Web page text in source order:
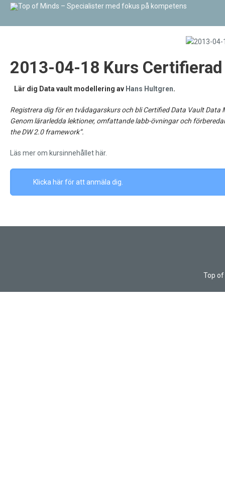
2013-04-18 Kurs
Lär dig Data vault modellering av Hans Hultgren.
Registrera dig för en tvådagarskurs och bli Certified Data Vault Data
Genom lärarledda lektioner, omfattande labb-övningar och
the DW 2.0 framework“.
Läs mer om kursinnehållet här.
Klicka här för att anmäla dig.
Top of